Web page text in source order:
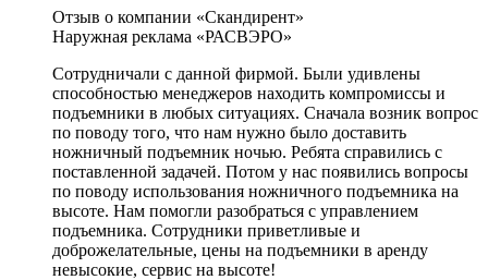
Отзыв о компании «Скандирент»
Наружная реклама «РАСВЭРО»
Сотрудничали с данной фирмой. Были удивлены
способностью менеджеров находить компромиссы и
подъемники в любых ситуациях. Сначала возник вопрос
по поводу того, что нам нужно было доставить
ножничный подъемник ночью. Ребята справились с
поставленной задачей. Потом у нас появились вопросы
по поводу использования ножничного подъемника на
высоте. Нам помогли разобраться с управлением
подъемника. Сотрудники приветливые и
доброжелательные, цены на подъемники в аренду
невысокие, сервис на высоте!